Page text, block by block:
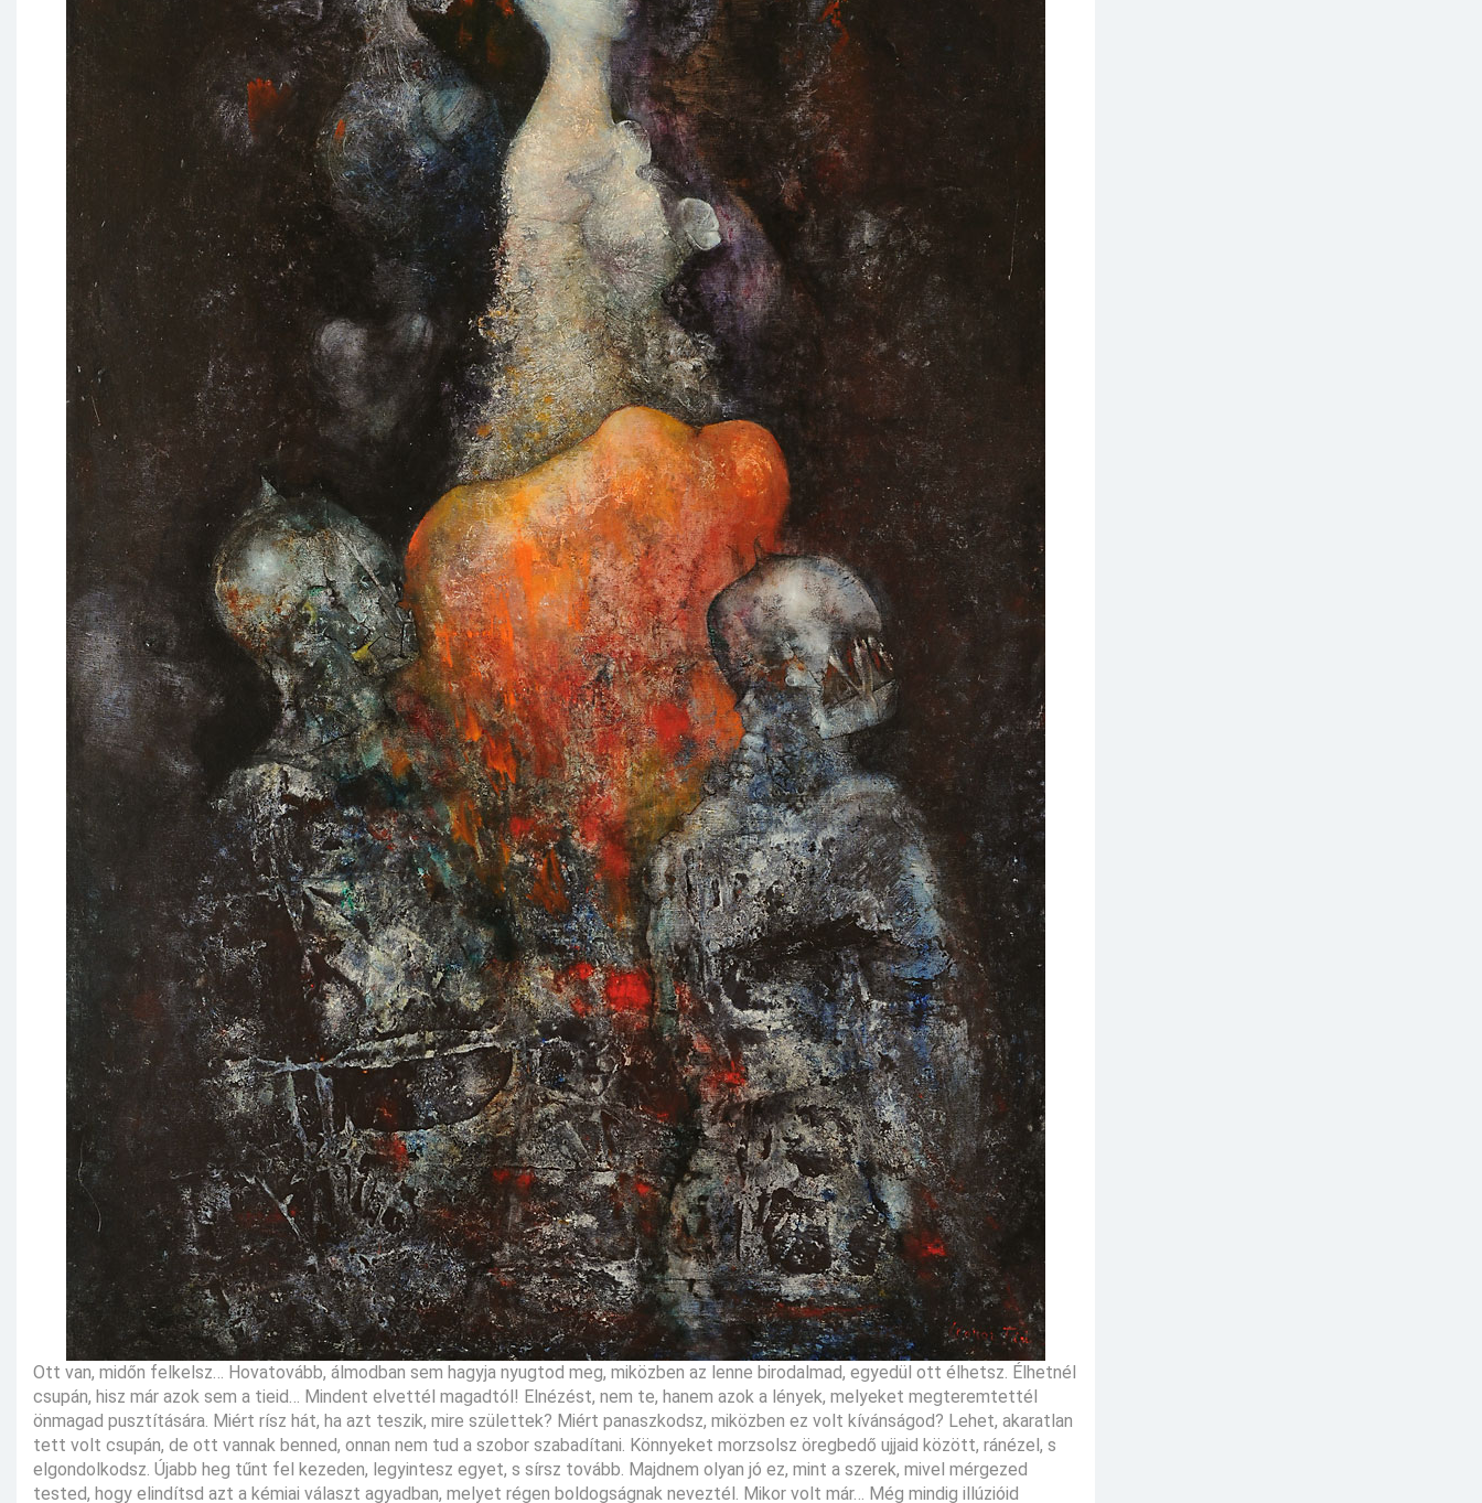
Ott van, midőn felkelsz… Hovatovább, álmodban sem hagyja nyugtod meg, miközben az lenne birodalmad, egyedül ott élhetsz. Élhetnél
csupán, hisz már azok sem a tieid… Mindent elvettél magadtól! Elnézést, nem te, hanem azok a lények, melyeket megteremtettél
önmagad pusztítására. Miért rísz hát, ha azt teszik, mire születtek? Miért panaszkodsz, miközben ez volt kívánságod? Lehet, akaratlan
tett volt csupán, de ott vannak benned, onnan nem tud a szobor szabadítani. Könnyeket morzsolsz öregbedő ujjaid között, ránézel, s
elgondolkodsz. Újabb heg tűnt fel kezeden, legyintesz egyet, s sírsz tovább. Majdnem olyan jó ez, mint a szerek, mivel mérgezed
tested, hogy elindítsd azt a kémiai választ agyadban, melyet régen boldogságnak neveztél. Mikor volt már… Még mindig illúzióid